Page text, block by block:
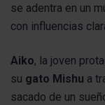
se adentra en un
con influencias
Aiko, la joven
su gato Mishu a
sacado de un